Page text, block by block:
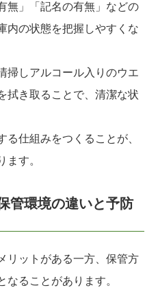
無」「記名の有無」などの
内の状態を把握しやすくな
掃しアルコール入りのウエ
拭き取ることで、清潔な状
る仕組みをつくることが、
ます。
管環境の違いと予防
リットがある一方、保管方
ることがあります。